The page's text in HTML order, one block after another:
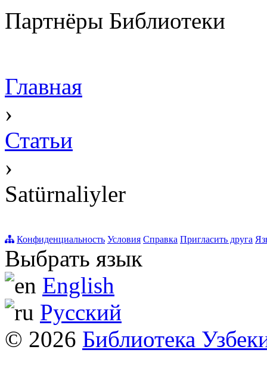
Партнёры Библиотеки
Главная
›
Статьи
›
Satürnaliyler
Конфиденциальность Условия Справка Пригласить друга
Выбрать язык
English
Русский
© 2026 Библиотека